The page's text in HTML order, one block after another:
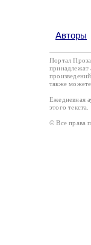
Авторы
Портал
принадлежат
также
Ежедневная
этого
© Все права